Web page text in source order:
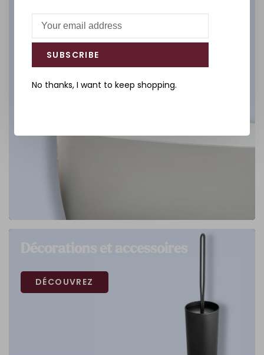
DÉCOUVREZ
SUBSCRIBE
No thanks, I want to keep shopping.